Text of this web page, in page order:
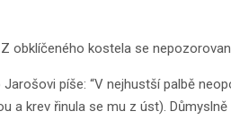
obklíčeného kostela se
píše: “V nejhustší palbě
a krev řinula se mu z úst).